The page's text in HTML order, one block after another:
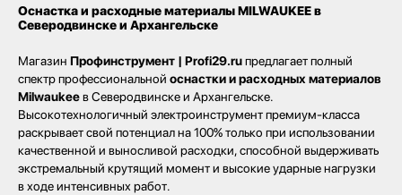
Оснастка и расходные материалы MILWAUKEE в
Северодвинске и Архангельске
Магазин Профинструмент | Profi29.ruпредлагает полный
спектр профессиональной оснастки и расходных материалов
Milwaukeeв Северодвинске и Архангельске.
Высокотехнологичный электроинструмент премиум-класса
раскрывает свой потенциал на 100% только при использовании
качественной и выносливой расходки, способной выдерживать
экстремальный крутящий момент и высокие ударные нагрузки
в ходе интенсивных работ.
Архангельск, Урицкого 50 к.1
Северодвинск, Ломоносова 85к2
Северодвинск, Никольская 7 к.1
Сб до 17:00
Вс до 16:00
Пн - Пт 09:00 - 19:00
Сб - Вс 10:00 - 18:00
Пн - Пт 09:00 - 19:00
+ 7 (8184) 50-11-21
+ 7 (911) 562-83-03